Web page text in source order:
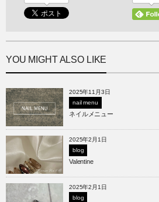
YOU MIGHT ALSO LIKE
2025年11月3日
nail menu
ネイルメニュー
2025年2月1日
blog
Valentine
2025年2月1日
blog